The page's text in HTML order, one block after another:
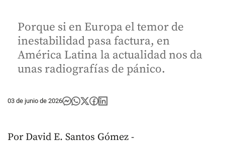
Porque si en Europa el temor de
inestabilidad pasa factura, en
América Latina la actualidad nos da
unas radiografías de pánico.
03 de junio de 2026
Por David E. Santos Gómez -